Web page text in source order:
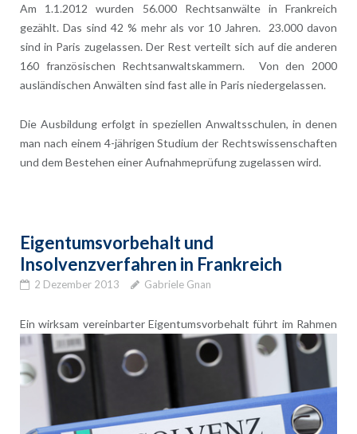
Am 1.1.2012 wurden 56.000 Rechtsanwälte in Frankreich
gezählt. Das sind 42 % mehr als vor 10 Jahren. 23.000 davon
sind in Paris zugelassen. Der Rest verteilt sich auf die anderen
160 französischen Rechtsanwaltskammern. Von den 2000
ausländischen Anwälten sind fast alle in Paris niedergelassen.
Die Ausbildung erfolgt in speziellen Anwaltsschulen, in denen
man nach einem 4-jährigen Studium der Rechtswissenschaften
und dem Bestehen einer Aufnahmeprüfung zugelassen wird.
Eigentumsvorbehalt und
Insolvenzverfahren in Frankreich
2 Dezember 2013 Gabriele Gnan
Ein wirksam vereinbarter Eigentumsvorbehalt führt im Rahmen